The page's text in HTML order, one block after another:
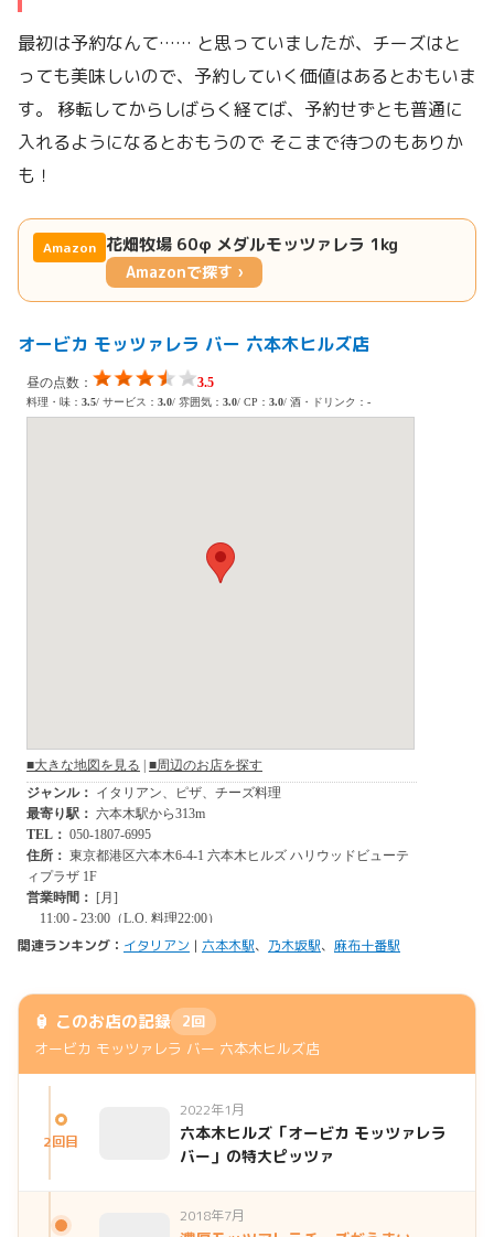
最初は予約なんて…… と思っていましたが、チーズはと
っても美味しいので、予約していく価値はあるとおもいま
す。 移転してからしばらく経てば、予約せずとも普通に
入れるようになるとおもうので そこまで待つのもありか
も！
Amazon 花畑牧場 60φ メダルモッツァレラ 1kg
Amazonで探す ›
オービカ モッツァレラ バー 六本木ヒルズ店
関連ランキング： イタリアン | 六本木駅、 乃木坂駅、 麻布十番駅
🏮 このお店の記録
2回
オービカ モッツァレラ バー 六本木ヒルズ店
2回目
2022年1月
六本木ヒルズ「オービカ モッツァレラ
バー」の特大ピッツァ
2018年7月